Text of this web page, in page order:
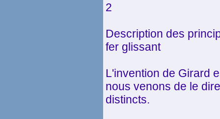
2
Description des
fer glissant
L'invention de Girard
nous venons de le
distincts.